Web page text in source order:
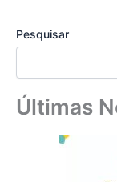
Pesquisar
Últimas